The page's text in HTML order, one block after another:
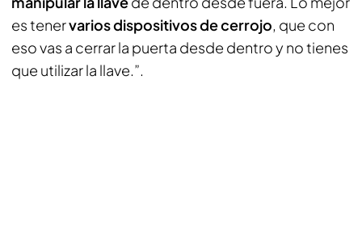
es tenervarios dispositivos de cerrojo, que con
eso vas a cerrar la puerta desde dentro y no tienes
que utilizar la llave.”.